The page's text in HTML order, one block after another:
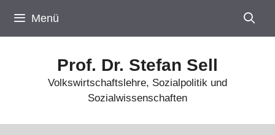
Inhalt
springen
Menü
Prof. Dr. Stefan Sell
Volkswirtschaftslehre, Sozialpolitik und
Sozialwissenschaften